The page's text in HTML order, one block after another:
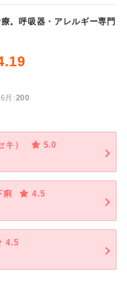
。呼吸器・アレルギー専門
:200
キ）
5.0
痢
4.5
4.5